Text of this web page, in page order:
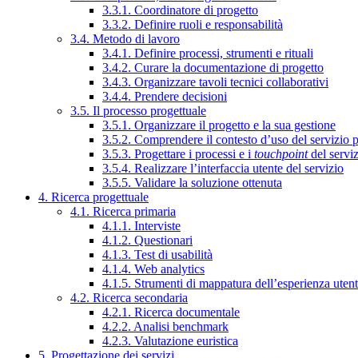
3.3.1. Coordinatore di progetto
3.3.2. Definire ruoli e responsabilità
3.4. Metodo di lavoro
3.4.1. Definire processi, strumenti e rituali
3.4.2. Curare la documentazione di progetto
3.4.3. Organizzare tavoli tecnici collaborativi
3.4.4. Prendere decisioni
3.5. Il processo progettuale
3.5.1. Organizzare il progetto e la sua gestione
3.5.2. Comprendere il contesto d’uso del servizio
3.5.3. Progettare i processi e i touchpointdel
3.5.4. Realizzare l’interfaccia utente del servizio
3.5.5. Validare la soluzione ottenuta
4. Ricerca progettuale
4.1. Ricerca primaria
4.1.1. Interviste
4.1.2. Questionari
4.1.3. Test di usabilità
4.1.4. Web analytics
4.1.5. Strumenti di mappatura dell’esperienza
4.2. Ricerca secondaria
4.2.1. Ricerca documentale
4.2.2. Analisi benchmark
4.2.3. Valutazione euristica
5. Progettazione dei servizi